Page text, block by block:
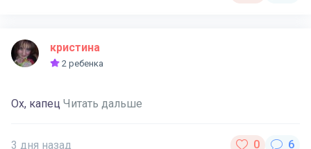
кристина
2 ребенка
Ох, капец Читать дальше
3 дня назад